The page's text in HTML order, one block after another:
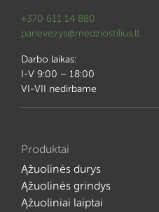
+370 611 14 880
panevezys@medziostilius.lt
Darbo laikas:
I-V 9:00 – 18:00
VI-VII nedirbame
Produktai
Ąžuolinės durys
Ąžuolinės grindys
Ąžuoliniai laiptai